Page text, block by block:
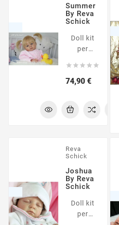
La foto
mostra
una
possibile
interpretazione
modello.
Summer
By Reva
Schick
Doll kit
per
una
bambola
non
dipinte.
La foto
mostra
una
interpretazione
    
74,90 €Prezzo
Reva
Schick
Joshua
By Reva
Schick
Doll kit
per